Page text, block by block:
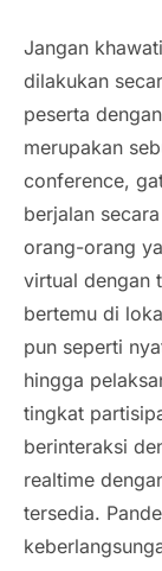
Jangan
dilakukan
peserta
merupakan
conference,
berjalan secara
orang-orang
virtual dengan
bertemu di
pun seperti
hingga
tingkat
berinteraksi
realtime
tersedia.